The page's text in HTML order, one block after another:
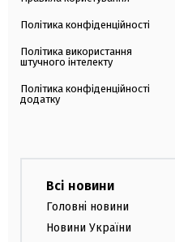
Політика конфіденційності
Політика використання
штучного інтелекту
Політика конфіденційності
додатку
Всі новини
Головні новини
Новини України